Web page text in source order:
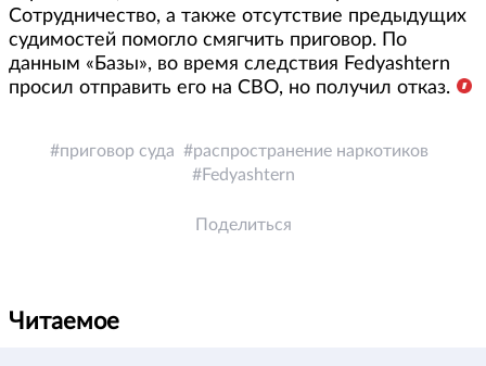
Сотрудничество, а также отсутствие предыдущих
судимостей помогло смягчить приговор. По
данным «Базы», во время следствия Fedyashtern
просил отправить его на СВО, но получил отказ.
приговор суда
распространение наркотиков
Fedyashtern
Поделиться
Читаемое